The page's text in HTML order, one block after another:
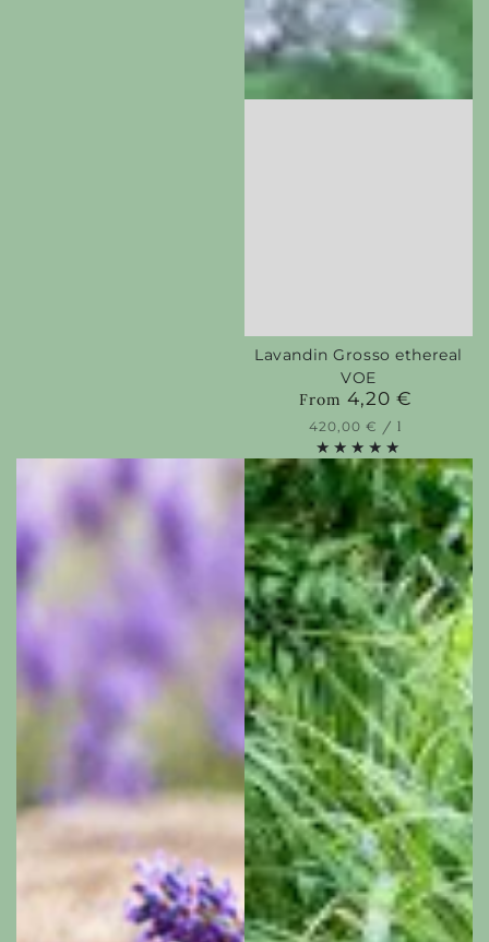
Lavandin Grosso ethereal
VOE
Regular
price
From 4,20 €
Unit
price
420,00 € / per
l